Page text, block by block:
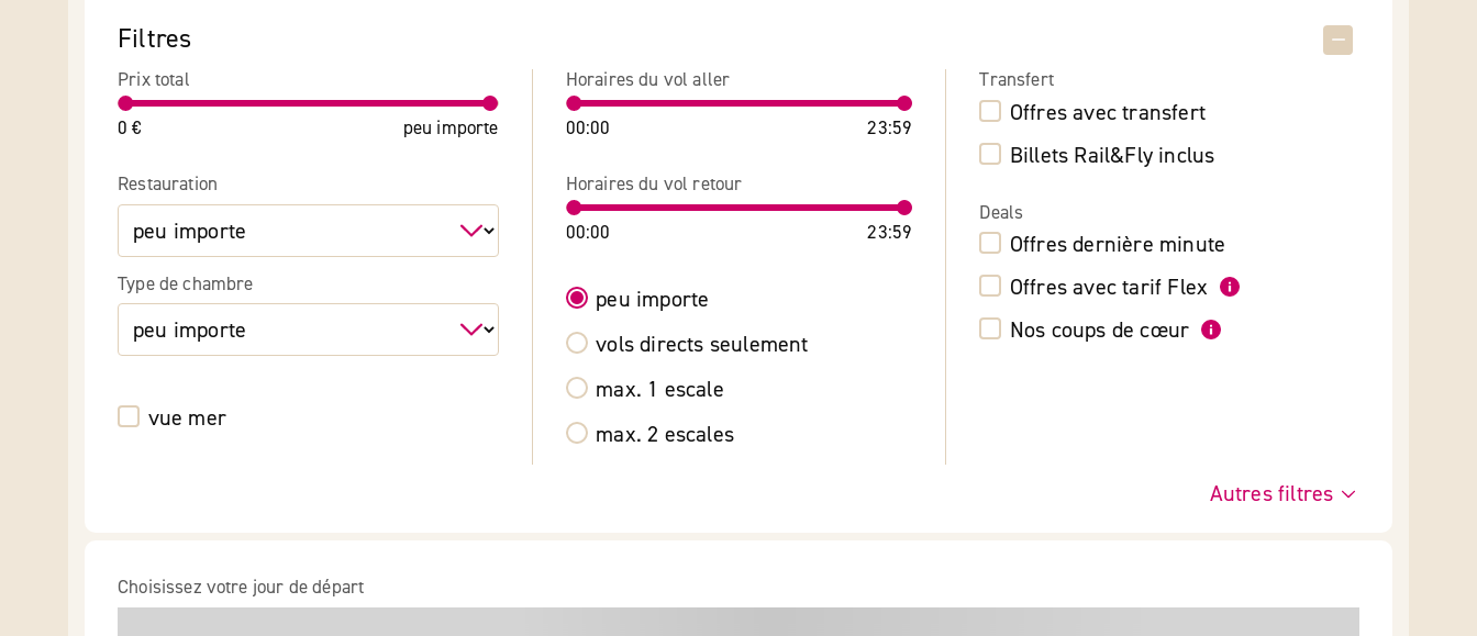
Filtres
Prix total
0 € peu importe
Restauration
Type de chambre
vue mer
Horaires du vol aller
00:00 23:59
Horaires du vol retour
00:00 23:59
peu importe
vols directs seulement
max. 1 escale
max. 2 escales
Transfert
Offres avec transfert
Billets Rail&Fly inclus
Deals
Offres dernière minute
Offres avec tarif Flex
Nos coups de cœur
Autres filtres
Choisissez votre jour de départ